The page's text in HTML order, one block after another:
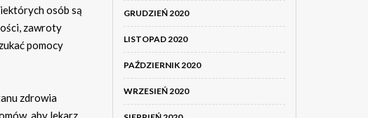
osób są
zawroty
pomocy
zdrowia
aby lekarz
GRUDZIEŃ 2020
LISTOPAD 2020
PAŹDZIERNIK 2020
WRZESIEŃ 2020